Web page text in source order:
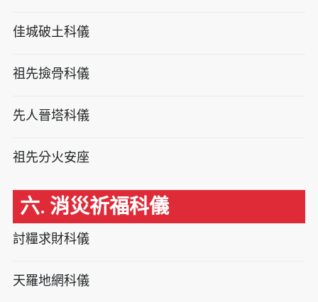
佳城破土科儀
祖先撿骨科儀
先人晉塔科儀
祖先分火安座
六. 消災祈福科儀
討糧求財科儀
天羅地網科儀